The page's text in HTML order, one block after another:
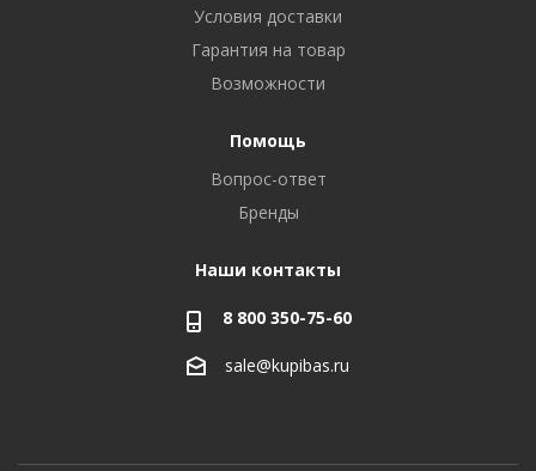
Условия доставки
Гарантия на товар
Возможности
Помощь
Вопрос-ответ
Бренды
Наши контакты
8 800 350-75-60
sale@kupibas.ru